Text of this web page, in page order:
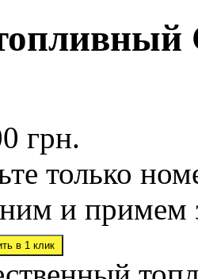
грн.
только
и примем